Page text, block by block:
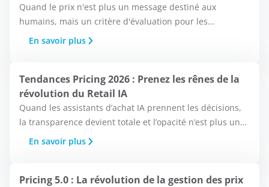
Quand le prix n'est plus un message destiné aux
humains, mais un critère d'évaluation pour les
machines.
En savoir plus
Tendances Pricing 2026 : Prenez les rênes de la
révolution du Retail IA
Quand les assistants d’achat IA prennent les décisions,
la transparence devient totale et l’opacité n’est plus une
option.
En savoir plus
Pricing 5.0 : La révolution de la gestion des prix